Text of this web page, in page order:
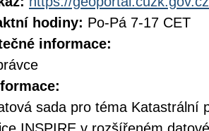
hodiny: Po-Pá 7-17 CET
informace:
sada pro téma Katastrální